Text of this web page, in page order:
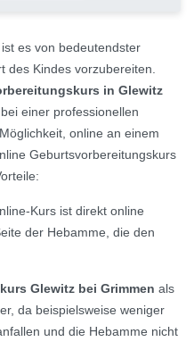
es von bedeutendster
des Kindes vorzubereiten.
in Glewitz
einer professionellen
online an einem
Geburtsvorbereitungskurs
Kurs ist direkt online
der Hebamme, die den
Glewitz bei Grimmen als
da beispielsweise weniger
und die Hebamme nicht